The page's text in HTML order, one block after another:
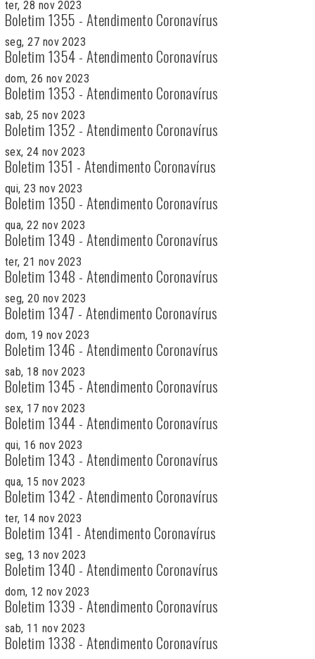
ter, 28 nov 2023
Boletim 1355 - Atendimento Coronavírus
seg, 27 nov 2023
Boletim 1354 - Atendimento Coronavírus
dom, 26 nov 2023
Boletim 1353 - Atendimento Coronavírus
sab, 25 nov 2023
Boletim 1352 - Atendimento Coronavírus
sex, 24 nov 2023
Boletim 1351 - Atendimento Coronavírus
qui, 23 nov 2023
Boletim 1350 - Atendimento Coronavírus
qua, 22 nov 2023
Boletim 1349 - Atendimento Coronavírus
ter, 21 nov 2023
Boletim 1348 - Atendimento Coronavírus
seg, 20 nov 2023
Boletim 1347 - Atendimento Coronavírus
dom, 19 nov 2023
Boletim 1346 - Atendimento Coronavírus
sab, 18 nov 2023
Boletim 1345 - Atendimento Coronavírus
sex, 17 nov 2023
Boletim 1344 - Atendimento Coronavírus
qui, 16 nov 2023
Boletim 1343 - Atendimento Coronavírus
qua, 15 nov 2023
Boletim 1342 - Atendimento Coronavírus
ter, 14 nov 2023
Boletim 1341 - Atendimento Coronavírus
seg, 13 nov 2023
Boletim 1340 - Atendimento Coronavírus
dom, 12 nov 2023
Boletim 1339 - Atendimento Coronavírus
sab, 11 nov 2023
Boletim 1338 - Atendimento Coronavírus